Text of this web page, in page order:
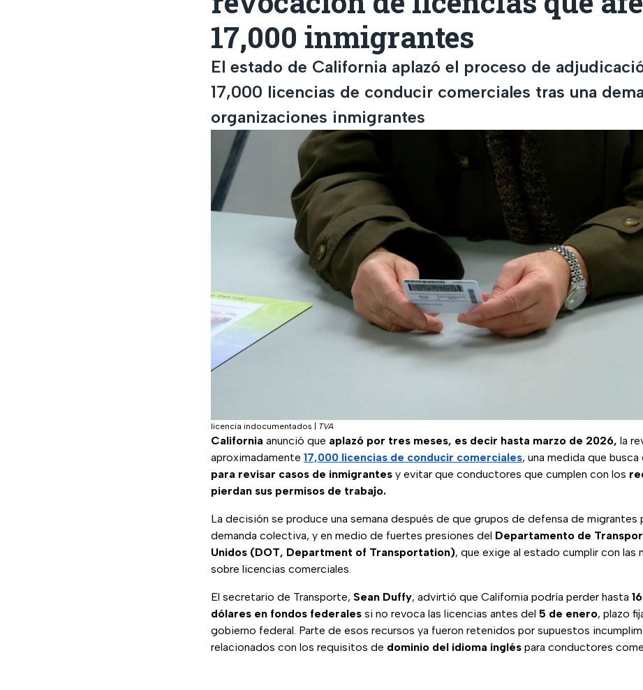
17,000 inmigrantes
El estado de California aplazó el proceso de
17,000 licencias de conducir comerciales tras una
organizaciones inmigrantes
licencia indocumentados TVA
California anunció que aplazó por tres meses, es decir hasta marzo de 2026, la
aproximadamente 17,000 licencias de conducir comerciales, una medida que
para revisar casos de inmigrantes y evitar que conductores que cumplen con los
pierdan sus permisos de trabajo.
La decisión se produce una semana después de que grupos de defensa de migrantes
demanda colectiva, y en medio de fuertes presiones del Departamento de
Unidos (DOT, Department of Transportation), que exige al estado cumplir con las
sobre licencias comerciales.
El secretario de Transporte, Sean Duffy, advirtió que California podría perder hasta
dólares en fondos federales si no revoca las licencias antes del 5 de enero, plazo
gobierno federal. Parte de esos recursos ya fueron retenidos por supuestos
relacionados con los requisitos de dominio del idioma inglés para conductores